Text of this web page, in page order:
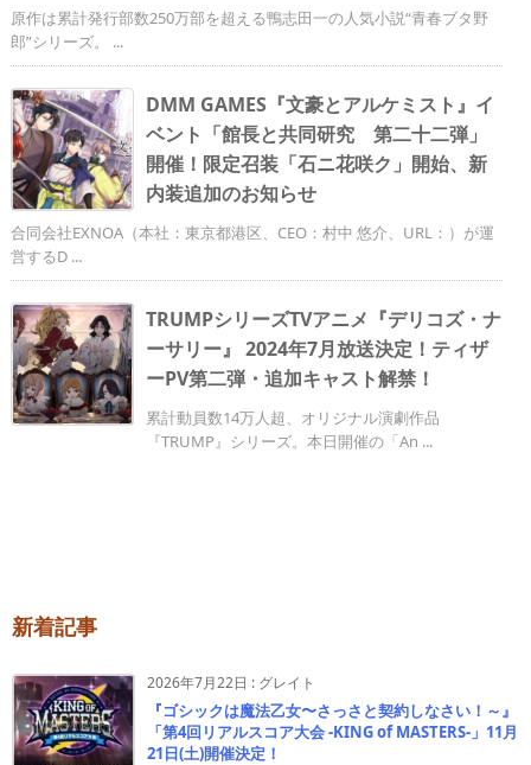
原作は累計発行部数250万部を超える鴨志田一の人気小説“青春ブタ野
郎”シリーズ。 ...
DMM GAMES『文豪とアルケミスト』イ
ベント「館長と共同研究 第二十二弾」
開催！限定召装「石ニ花咲ク」開始、新
内装追加のお知らせ
合同会社EXNOA（本社：東京都港区、CEO：村中 悠介、URL：）が運
営するD ...
TRUMPシリーズTVアニメ『デリコズ・ナ
ーサリー』 2024年7月放送決定！ティザ
ーPV第二弾・追加キャスト解禁！
累計動員数14万人超、オリジナル演劇作品
『TRUMP』シリーズ。本日開催の「An ...
新着記事
2026年7月22日 : グレイト
『ゴシックは魔法乙女〜さっさと契約しなさい！～』
「第4回リアルスコア大会 -KING of MASTERS-」11月
21日(土)開催決定！